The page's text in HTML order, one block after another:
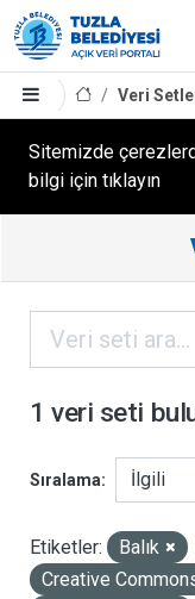
Veri
Sitemizde
bilgi için tıklayın
Sonuçları
ORGANIZASYONLAR
KATEGORILER
ETIKETLER
LISANSLAR
1 veri seti
Sıralama
Etiketler: Balık
Creative